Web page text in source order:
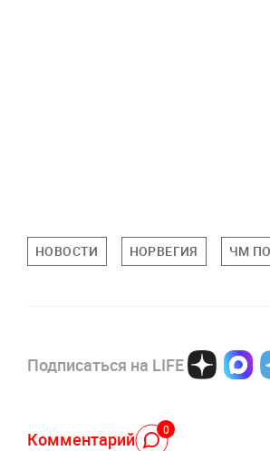
НОВОСТИ НОРВЕГИЯ ЧМ
Подписаться на LIFE
Комментарий 0